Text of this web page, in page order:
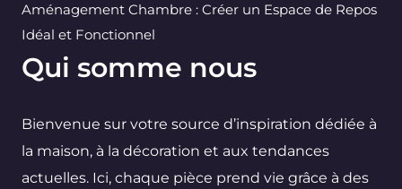
Aménagement Chambre : Créer un Espace de Repos
Idéal et Fonctionnel
Qui somme nous
Bienvenue sur votre source d’inspiration dédiée à
la maison, à la décoration et aux tendances
actuelles. Ici, chaque pièce prend vie grâce à des